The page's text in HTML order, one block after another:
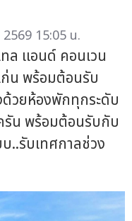
15:05 น.
ล แอนด์ คอนเวน
น พร้อมต้อนรับ
ด้วยห้องพักทุกระดับ
รัน พร้อมต้อนรับกับ
..รับเทศกาลช่วง